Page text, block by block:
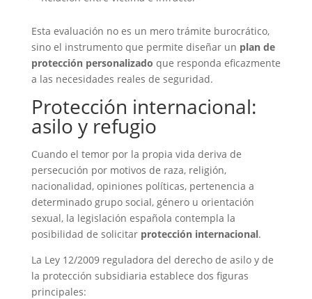
Esta evaluación no es un mero trámite burocrático,
sino el instrumento que permite diseñar un plan de
protección personalizado que responda eficazmente
a las necesidades reales de seguridad.
Protección internacional:
asilo y refugio
Cuando el temor por la propia vida deriva de
persecución por motivos de raza, religión,
nacionalidad, opiniones políticas, pertenencia a
determinado grupo social, género u orientación
sexual, la legislación española contempla la
posibilidad de solicitar protección internacional.
La Ley 12/2009 reguladora del derecho de asilo y de
la protección subsidiaria establece dos figuras
principales: